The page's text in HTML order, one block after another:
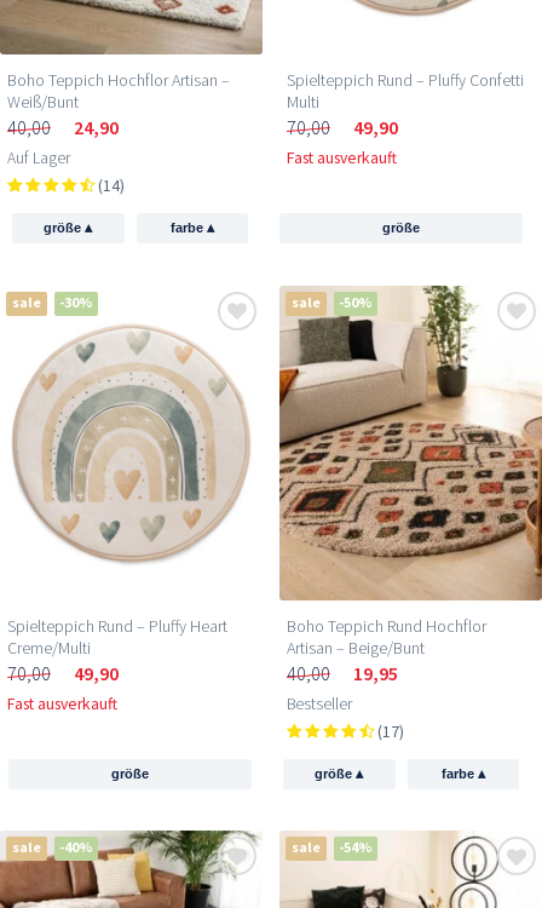
Boho Teppich Hochflor Artisan –
Weiß/Bunt
40,00 24,90
Auf Lager
(14)
größe▴ farbe ▴
Spielteppich Rund – Pluffy Confetti
Multi
70,00 49,90
Fast ausverkauft
größe
sale -30%
Spielteppich Rund – Pluffy Heart
Creme/Multi
70,00 49,90
Fast ausverkauft
größe
sale -50%
Boho Teppich Rund Hochflor
Artisan – Beige/Bunt
40,00 19,95
Bestseller
(17)
größe▴ farbe ▴
sale -40% sale -54%